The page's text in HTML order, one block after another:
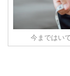
今まではい